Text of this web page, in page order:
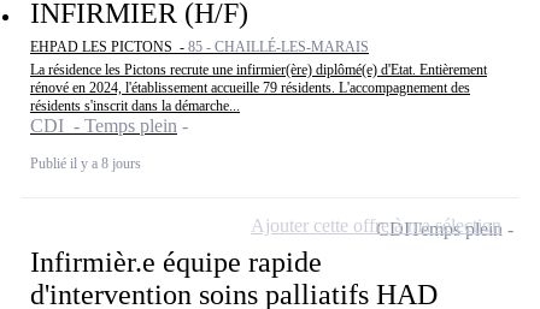
INFIRMIER (H/F)
EHPAD LES PICTONS - 85 - CHAILLÉ-LES-MARAIS
La résidence les Pictons recrute une infirmier(ère) diplômé(e) d'Etat. Entièrement
rénové en 2024, l'établissement accueille 79 résidents. L'accompagnement des
résidents s'inscrit dans la démarche...
CDI - Temps plein
Publié il y a 8 jours
Infirmièr.e équipe rapide
d'intervention soins palliatifs HAD
CDITemps plein
Ajouter cette offre à ma sélection